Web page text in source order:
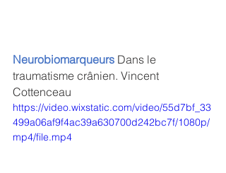
Neurobiomarqueurs Dans le
traumatisme crânien. Vincent
Cottenceau
https://video.wixstatic.com/video/55d7bf_33
499a06af9f4ac39a630700d242bc7f/1080p/
mp4/file.mp4